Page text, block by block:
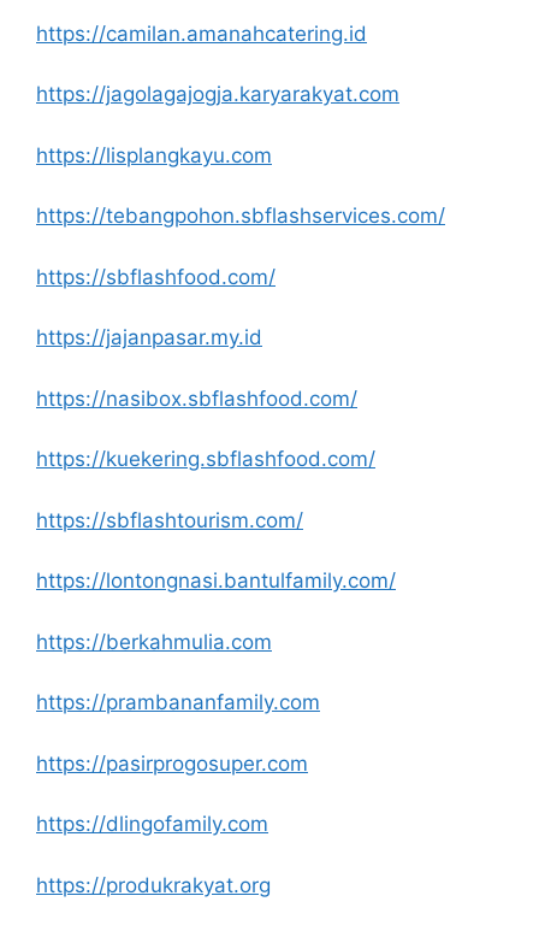
https://camilan.amanahcatering.id
https://jagolagajogja.karyarakyat.com
https://lisplangkayu.com
https://tebangpohon.sbflashservices.com/
https://sbflashfood.com/
https://jajanpasar.my.id
https://nasibox.sbflashfood.com/
https://kuekering.sbflashfood.com/
https://sbflashtourism.com/
https://lontongnasi.bantulfamily.com/
https://berkahmulia.com
https://prambananfamily.com
https://pasirprogosuper.com
https://dlingofamily.com
https://produkrakyat.org